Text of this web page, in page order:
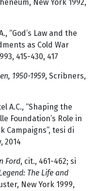
New York 1992,
“God’s Law and the
as Cold War
415-430, 417
1950-1959, Scribners,
A.C., “Shaping the
Foundation’s Role in
Campaigns”, tesi di
2014
Ford, cit., 461-462; si
The Life and
New York 1999,